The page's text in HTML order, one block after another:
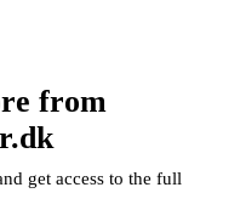
from
get access to the full